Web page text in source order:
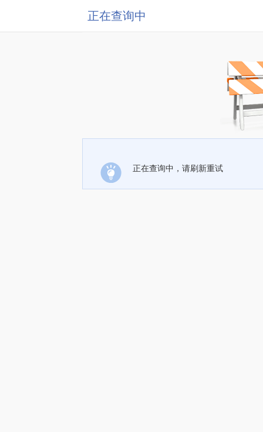
正在查询中
正在查询中，请刷新重试